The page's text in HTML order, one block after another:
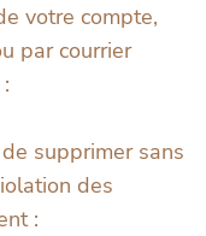
votre compte,
par courrier
supprimer sans
des
: